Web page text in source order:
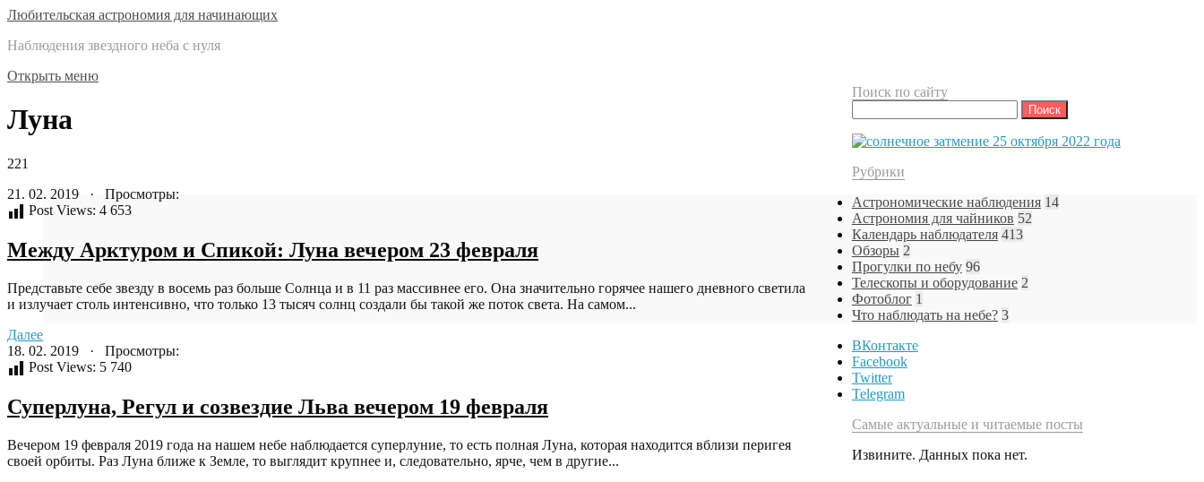
Любительская астрономия для начинающих
Наблюдения звездного неба с нуля
Открыть меню
Луна
221
21. 02. 2019 · Просмотры:
Post Views: 4 653
Между Арктуром и Спикой: Луна вечером 23 февраля
Представьте себе звезду в восемь раз больше Солнца и в 11 раз массивнее его. Она значительно горячее нашего дневного светила
и излучает столь интенсивно, что только 13 тысяч солнц создали бы такой же поток света. На самом...
Далее
18. 02. 2019 · Просмотры:
Post Views: 5 740
Суперлуна, Регул и созвездие Льва вечером 19 февраля
Вечером 19 февраля 2019 года на нашем небе наблюдается суперлуние, то есть полная Луна, которая находится вблизи перигея
своей орбиты. Раз Луна ближе к Земле, то выглядит крупнее и, следовательно, ярче, чем в другие...
Поиск по сайту
Рубрики
Астрономические наблюдения 14
Астрономия для чайников 52
Календарь наблюдателя 413
Обзоры 2
Прогулки по небу 96
Телескопы и оборудование 2
Фотоблог 1
Что наблюдать на небе? 3
ВКонтакте
Facebook
Twitter
Telegram
Самые актуальные и читаемые посты
Извините. Данных пока нет.